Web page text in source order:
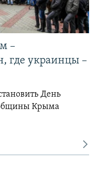
–
где украинцы –
День
Крыма